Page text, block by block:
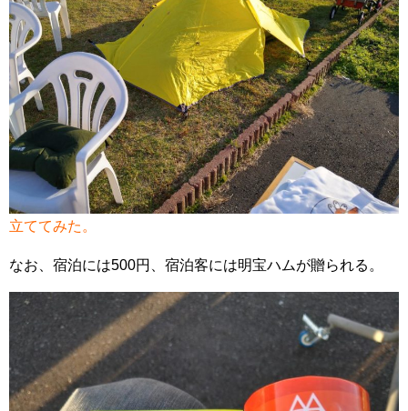
立ててみた。
なお、宿泊には500円、宿泊客には明宝ハムが贈られる。